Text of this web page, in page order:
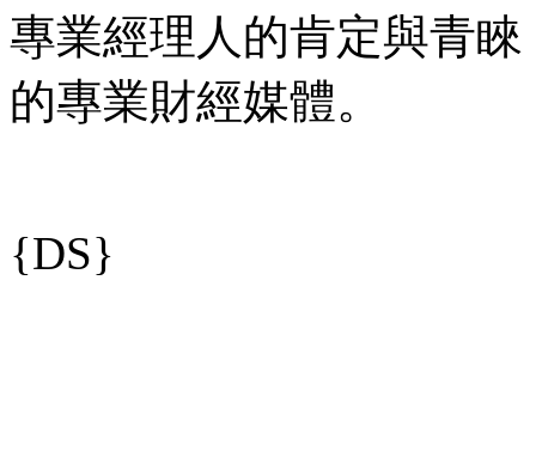
專業經理人的肯定與青
的專業財經媒體。
{DS}